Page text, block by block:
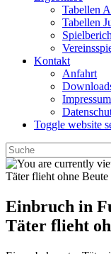
Tabellen
Tabellen
Kontakt
Anfahrt
Impressum
Toggle website
Einbruch in
Täter flieht